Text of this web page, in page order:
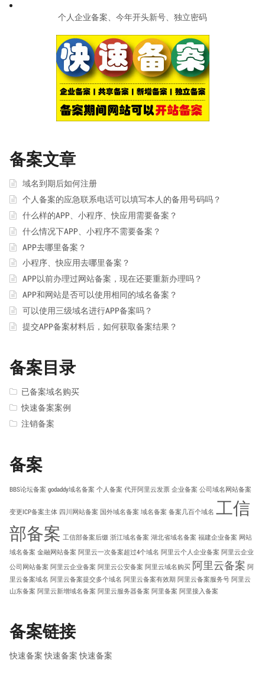
个人企业备案、今年开头新号、独立密码
备案文章
域名到期后如何注册
个人备案的应急联系电话可以填写本人的备用号码吗？
什么样的APP、小程序、快应用需要备案？
什么情况下APP、小程序不需要备案？
APP去哪里备案？
小程序、快应用去哪里备案？
APP以前办理过网站备案，现在还要重新办理吗？
APP和网站是否可以使用相同的域名备案？
可以使用三级域名进行APP备案吗？
提交APP备案材料后，如何获取备案结果？
备案目录
已备案域名购买
快速备案案例
注销备案
备案
BBS论坛备案 godaddy域名备案 个人备案 代开阿里云发票 企业备案 公司域名网站备案
变更ICP备案主体 四川网站备案 国外域名备案 域名备案 备案几百个域名 工信
部备案 工信部备案后缀 浙江域名备案 湖北省域名备案 福建企业备案 网站
域名备案 金融网站备案 阿里云一次备案超过4个域名 阿里云个人企业备案 阿里云企业
公司网站备案 阿里云企业备案 阿里云公安备案 阿里云域名购买 阿里云备案 阿
里云备案域名 阿里云备案提交多个域名 阿里云备案有效期 阿里云备案服务号 阿里云
山东备案 阿里云新增域名备案 阿里云服务器备案 阿里备案 阿里接入备案
备案链接
快速备案 快速备案 快速备案